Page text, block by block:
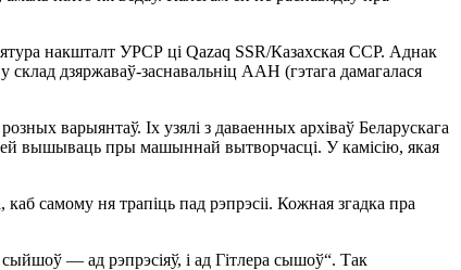
накшталт УРСР ці Qazaq SSR/Казахская ССР. Аднак
дзяржаваў-заснавальніц ААН (гэтага дамагалася
варыянтаў. Іх узялі з даваенных архіваў Беларускага
вышываць пры машыннай вытворчасці. У камісію, якая
самому ня трапіць пад рэпрэсіі. Кожная згадка пра
— ад рэпрэсіяў, і ад Гітлера сышоў“. Так